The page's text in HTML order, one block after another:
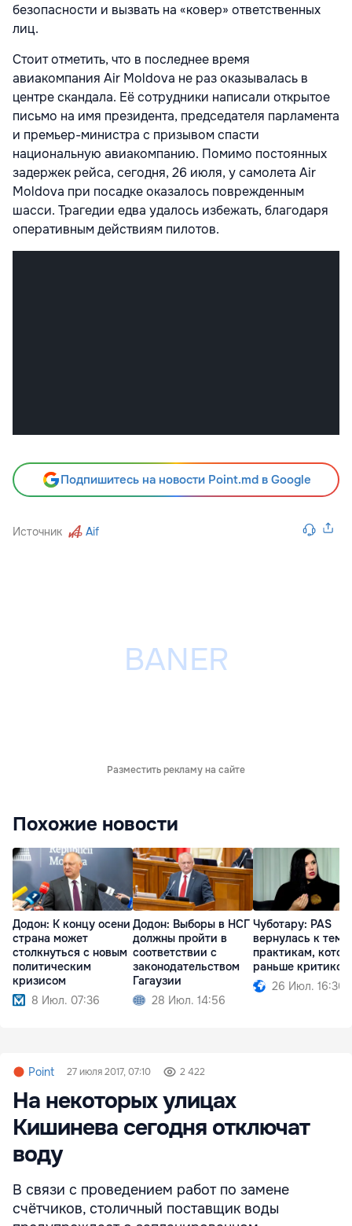
безопасности и вызвать на «ковер» ответственных
лиц.
Стоит отметить, что в последнее время
авиакомпания Air Moldova не раз оказывалась в
центре скандала. Её сотрудники написали открытое
письмо на имя президента, председателя парламента
и премьер-министра с призывом спасти
национальную авиакомпанию. Помимо постоянных
задержек рейса, сегодня, 26 июля, у самолета Air
Moldova при посадке оказалось поврежденным
шасси. Трагедии едва удалось избежать, благодаря
оперативным действиям пилотов.
Подпишитесь на новости Point.md в Google
Источник Aif
Разместить рекламу на сайте
Похожие новости
Додон: К концу осени
страна может
столкнуться с новым
политическим
кризисом
8 Июл. 07:36
Додон: Выборы в НСГ
должны пройти в
соответствии с
законодательством
Гагаузии
28 Июл. 14:56
Чуботару: PAS
вернулась к тем
практикам,
раньше
26 Июл. 16:30
Point 27 июля 2017, 07:10 2 422
На некоторых улицах
Кишинева сегодня отключат
воду
В связи с проведением работ по замене
счётчиков, столичный поставщик воды